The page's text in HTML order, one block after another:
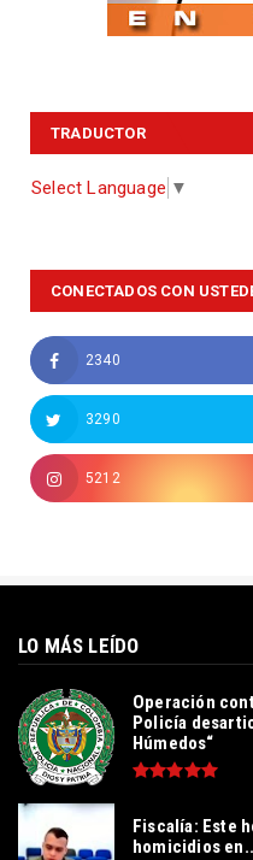
TRADUCTOR
Select Language ▼
CONECTADOS CON
2340
3290
5212
LO MÁS LEÍDO
Operación
Policía
Húmedos“
Fiscalía: Este
homicidios